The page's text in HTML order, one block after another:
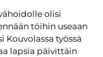
olisi
töihin useaan
Kouvolassa työssä
lapsia päivittäin